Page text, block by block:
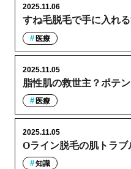
すね毛脱毛で手に入れ
2025.11.06
医療
脂性肌の救世主？ポテ
2025.11.05
医療
Oライン脱毛の肌トラ
2025.11.05
知識